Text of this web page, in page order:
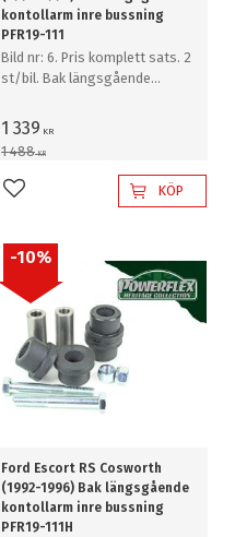
kontollarm inre bussning
PFR19-111
Bild nr: 6. Pris komplett sats. 2
st/bil. Bak längsgående
1 339 KR
1 488KR
Lägg till i favoriterKÖP
Ford Escort RS Cosworth
(1992-1996) Bak längsgående
kontollarm inre bussning
PFR19-111H
10%